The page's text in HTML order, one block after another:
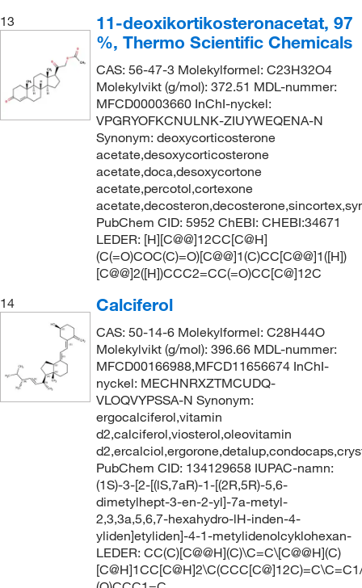
13
11-deoxikortikosteronacetat, 97
%, Thermo Scientific Chemicals
CAS: 56-47-3 Molekylformel: C23H32O4
Molekylvikt (g/mol): 372.51 MDL-nummer:
MFCD00003660 InChI-nyckel:
VPGRYOFKCNULNK-ZIUYWEQENA-N
Synonym: deoxycorticosterone
acetate,desoxycorticosterone
acetate,doca,desoxycortone
acetate,percotol,cortexone
PubChem CID: 5952 ChEBI: CHEBI:34671
LEDER: [H][C@@]12CC[C@H]
(C(=O)COC(C)=O)[C@@]1(C)CC[C@@]1([H])
[C@@]2([H])CCC2=CC(=O)CC[C@]12C
14
Calciferol
CAS: 50-14-6 Molekylformel: C28H44O
Molekylvikt (g/mol): 396.66 MDL-nummer:
MFCD00166988,MFCD11656674 InChI-
nyckel: MECHNRXZTMCUDQ-
VLOQVYPSSA-N Synonym:
ergocalciferol,vitamin
d2,calciferol,viosterol,oleovitamin
PubChem CID: 134129658 IUPAC-namn:
(1S)-3-[2-[(lS,7aR)-1-[(2R,5R)-5,6-
dimetylhept-3-en-2-yl]-7a-metyl-
2,3,3a,5,6,7-hexahydro-lH-inden-4-
yliden]etyliden]-4-1-metylidenolcyklohexan-
LEDER: CC(C)[C@@H](C)\C=C\[C@@H](C)